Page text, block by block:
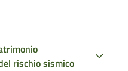
rischio sismico